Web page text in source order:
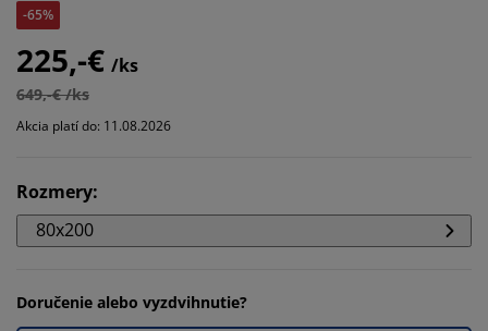
-65%
225,-€ /ks
649,-€ /ks
Akcia platí do: 11.08.2026
Rozmery:
80x200
Doručenie alebo vyzdvihnutie?